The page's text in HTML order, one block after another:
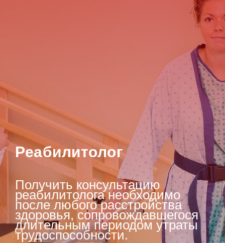
Реабилитолог|
Получить консультацию
реабилитолога необходимо
после любого расстройства
здоровья, сопровождавшегося
длительным периодом утраты
трудоспособности.